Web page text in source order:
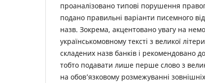
проаналізовано типові порушення
подано правильні варіанти писемного
назв. Зокрема, акцентовано увагу на
українськомовному тексті з великої
складених назв банків і рекомендовано
тобто подавати лише перше слово з
на обов’язковому розмежуванні